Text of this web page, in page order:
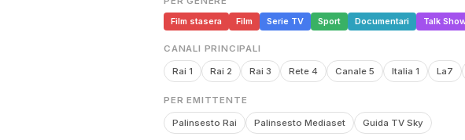
Film stasera
Film Serie TV Sport Documentari Talk
CANALI PRINCIPALI
Rai 1 Rai 2 Rai 3 Rete 4 Canale 5 Italia 1 La7
PER EMITTENTE
Palinsesto Rai Palinsesto Mediaset Guida TV Sky